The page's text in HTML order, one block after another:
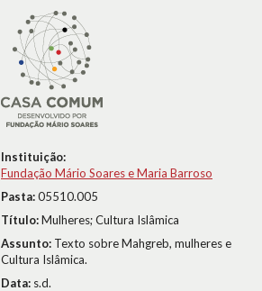
Instituição:
Fundação Mário Soares e Maria Barroso
Pasta:05510.005
Título:Mulheres; Cultura Islâmica
Assunto: Texto sobre Mahgreb, mulheres e
Cultura Islâmica.
Data: s.d.